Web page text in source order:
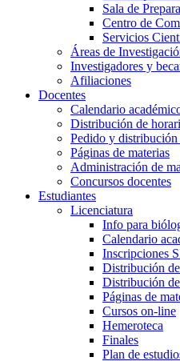
Sala de
Centro de
Servicios
Áreas de
Investigadores y
Afiliaciones
Docentes
Calendario
Distribución de
Pedido y distribución
Páginas de materias
Administración de
Concursos docentes
Estudiantes
Licenciatura
Info para
Calendario
Inscripciones
Distribución
Distribución
Páginas de
Cursos on-line
Hemeroteca
Finales
Plan de